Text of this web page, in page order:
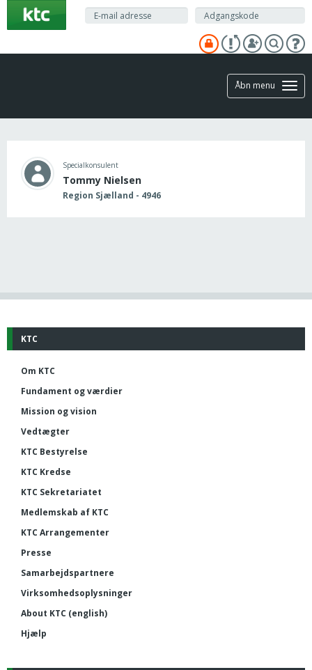
hovedindhold
Åbn menu
Specialkonsulent
Tommy Nielsen
Region Sjælland - 4946
KTC
Om KTC
Fundament og værdier
Mission og vision
Vedtægter
KTC Bestyrelse
KTC Kredse
KTC Sekretariatet
Medlemskab af KTC
KTC Arrangementer
Presse
Samarbejdspartnere
Virksomhedsoplysninger
About KTC (english)
Hjælp